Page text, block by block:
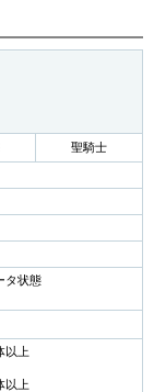
聖騎士
タ状態
以上
以上